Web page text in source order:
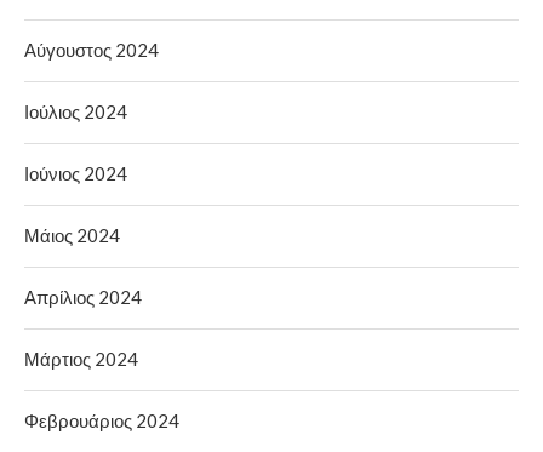
Αύγουστος 2024
Ιούλιος 2024
Ιούνιος 2024
Μάιος 2024
Απρίλιος 2024
Μάρτιος 2024
Φεβρουάριος 2024